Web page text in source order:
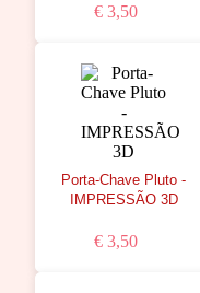
€ 3,50
Porta-Chave Pluto -
IMPRESSÃO 3D
€ 3,50